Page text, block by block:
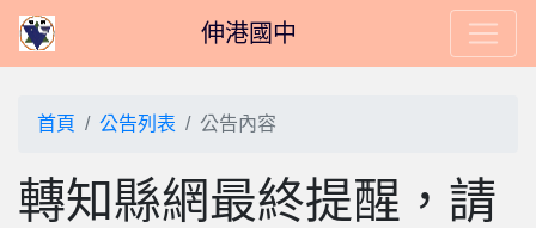
伸港國中
首頁 公告列表 公告內容
轉知縣網最終提醒，請